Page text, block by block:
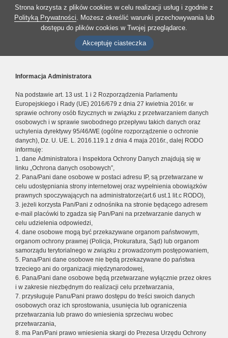
Strona korzysta z plików cookies w celu realizacji usług i zgodnie z
Polityką Prywatności. Możesz określić warunki przechowywania lub
dostępu do plików cookies w Twojej przeglądarce.
Akceptuję ciasteczka
Informacja Administratora
Na podstawie art. 13 ust. 1 i 2 Rozporządzenia Parlamentu
Europejskiego i Rady (UE) 2016/679 z dnia 27 kwietnia 2016r. w
sprawie ochrony osób fizycznych w związku z przetwarzaniem danych
osobowych i w sprawie swobodnego przepływu takich danych oraz
uchylenia dyrektywy 95/46/WE (ogólne rozporządzenie o ochronie
danych), Dz. U. UE. L. 2016.119.1 z dnia 4 maja 2016r., dalej RODO
informuję:
1. dane Administratora i Inspektora Ochrony Danych znajdują się w
linku „Ochrona danych osobowych”,
2. Pana/Pani dane osobowe w postaci adresu IP, są przetwarzane w
celu udostępniania strony internetowej oraz wypełnienia obowiązków
prawnych spoczywających na administratorze(art.6 ust.1 lit.c RODO),
3. jeżeli korzysta Pan/Pani z odnośnika na stronie będącego adresem
e-mail placówki to zgadza się Pan/Pani na przetwarzanie danych w
celu udzielenia odpowiedzi,
4. dane osobowe mogą być przekazywane organom państwowym,
organom ochrony prawnej (Policja, Prokuratura, Sąd) lub organom
samorządu terytorialnego w związku z prowadzonym postępowaniem,
5. Pana/Pani dane osobowe nie będą przekazywane do państwa
trzeciego ani do organizacji międzynarodowej,
6. Pana/Pani dane osobowe będą przetwarzane wyłącznie przez okres
i w zakresie niezbędnym do realizacji celu przetwarzania,
7. przysługuje Panu/Pani prawo dostępu do treści swoich danych
osobowych oraz ich sprostowania, usunięcia lub ograniczenia
przetwarzania lub prawo do wniesienia sprzeciwu wobec
przetwarzania,
8. ma Pan/Pani prawo wniesienia skargi do Prezesa Urzędu Ochrony